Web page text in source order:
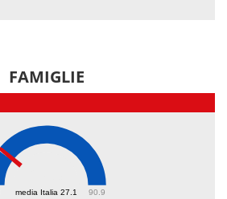
FAMIGLIE
media Italia 27.1 90.9